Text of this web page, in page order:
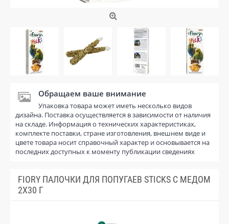
Обращаем ваше внимание
Упаковка товара может иметь несколько видов
дизайна. Поставка осуществляется в зависимости от наличия
на складе. Информация о технических характеристиках,
комплекте поставки, стране изготовления, внешнем виде и
цвете товара носит справочный характер и основывается на
последних доступных к моменту публикации сведениях
FIORY ПАЛОЧКИ ДЛЯ ПОПУГАЕВ STICKS С МЕДОМ
2Х30 Г